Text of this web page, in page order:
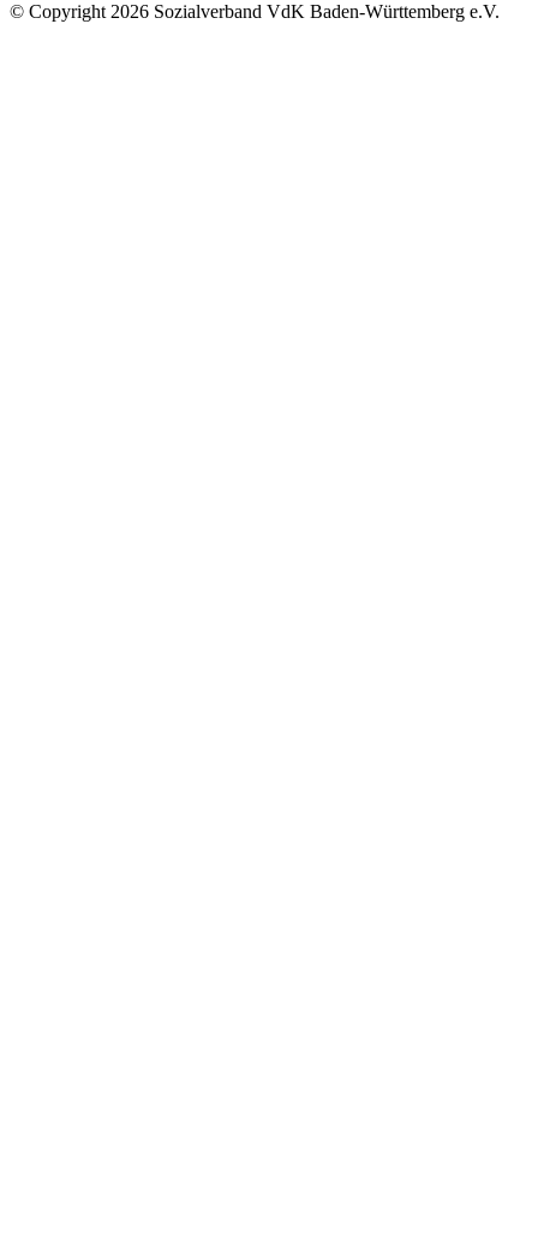
© Copyright 2026 Sozialverband VdK Baden-Württemberg e.V.